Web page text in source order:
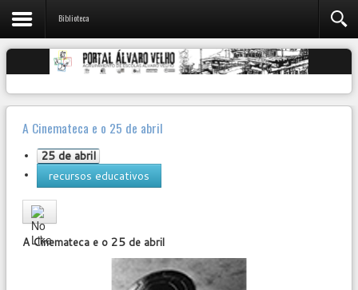
Biblioteca
A Cinemateca e o 25 de abril
25 de abril
recursos educativos
Rating:
A Cinemateca e o 25 de abril